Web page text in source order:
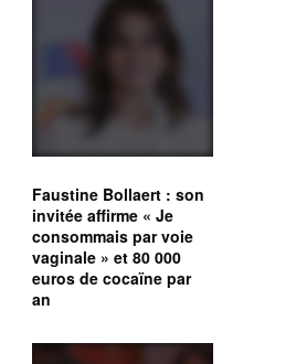
Faustine Bollaert : son
invitée affirme « Je
consommais par voie
vaginale » et 80 000
euros de cocaïne par
an